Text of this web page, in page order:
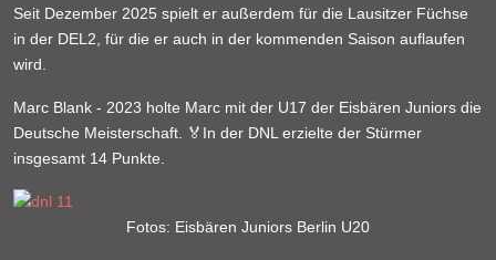
Seit Dezember 2025 spielt er außerdem für die Lausitzer Füchse
in der DEL2, für die er auch in der kommenden Saison auflaufen
wird.
Marc Blank - 2023 holte Marc mit der U17 der Eisbären Juniors die
Deutsche Meisterschaft. 🏅In der DNL erzielte der Stürmer
insgesamt 14 Punkte.
Fotos: Eisbären Juniors Berlin U20